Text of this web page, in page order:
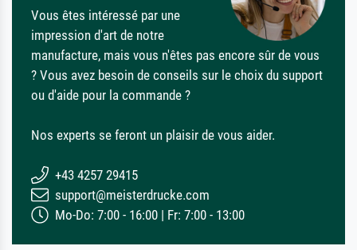
Vous êtes intéressé par une
impression d'art de notre
manufacture, mais vous n'êtes pas encore sûr de vous
? Vous avez besoin de conseils sur le choix du support
ou d'aide pour la commande ?
Nos experts se feront un plaisir de vous aider.
+43 4257 29415
support@meisterdrucke.com
Mo-Do: 7:00 - 16:00 | Fr: 7:00 - 13:00